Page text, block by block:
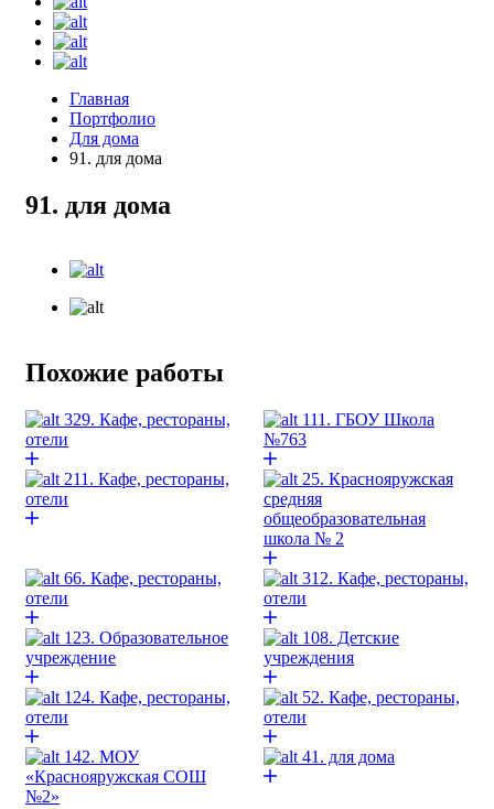
Главная
Портфолио
Для дома
91. для дома
91. для дома
Похожие работы
329. Кафе, рестораны,
отели
111. ГБОУ Школа
№763
211. Кафе, рестораны,
отели
25. Краснояружская
средняя
общеобразовательная
школа № 2
66. Кафе, рестораны,
отели
312. Кафе, рестораны,
отели
123. Образовательное
учреждение
108. Детские
учреждения
124. Кафе, рестораны,
отели
52. Кафе, рестораны,
отели
142. МОУ
«Краснояружская СОШ
№2»
41. для дома